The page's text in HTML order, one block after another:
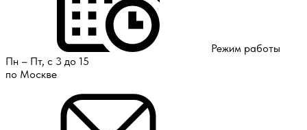
Режим работы
Пн – Пт, с 3 до 15
по Москве